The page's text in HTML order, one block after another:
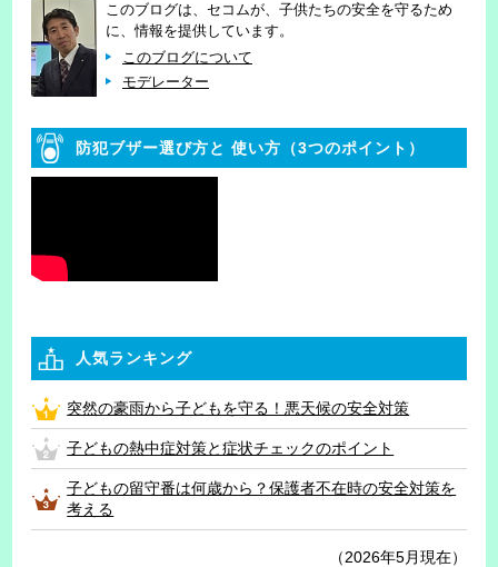
このブログは、セコムが、子供たちの安全を守るため
に、情報を提供しています。
このブログについて
モデレーター
防犯ブザー選び方と 使い方（3つのポイント）
人気ランキング
突然の豪雨から子どもを守る！悪天候の安全対策
子どもの熱中症対策と症状チェックのポイント
子どもの留守番は何歳から？保護者不在時の安全対策を
考える
（2026年5月現在）